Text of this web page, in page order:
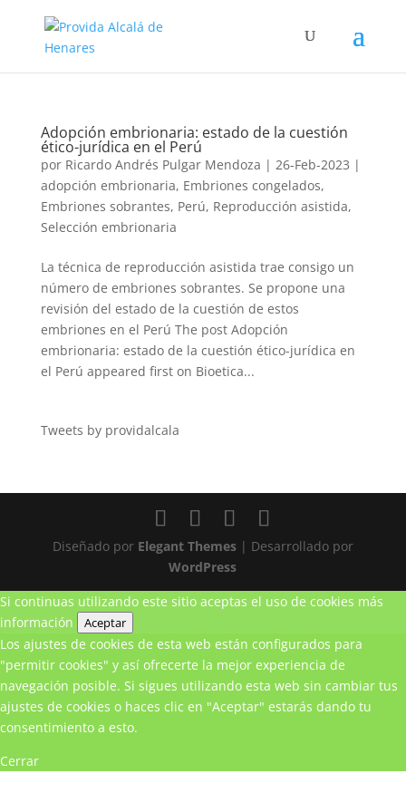
Adopción embrionaria: estado de la cuestión
ético-jurídica en el Perú
por Ricardo Andrés Pulgar Mendoza | 26-Feb-2023 |
adopción embrionaria, Embriones congelados,
Embriones sobrantes, Perú, Reproducción asistida,
Selección embrionaria
La técnica de reproducción asistida trae consigo un
número de embriones sobrantes. Se propone una
revisión del estado de la cuestión de estos
embriones en el Perú The post Adopción
embrionaria: estado de la cuestión ético-jurídica en
el Perú appeared first on Bioetica...
Tweets by providalcala
Diseñado por Elegant Themes| Desarrollado por
WordPress
Si continuas utilizando este sitio aceptas el uso de cookies más
información
Aceptar
Los ajustes de cookies de esta web están configurados para
"permitir cookies" y así ofrecerte la mejor experiencia de
navegación posible. Si sigues utilizando esta web sin cambiar tus
ajustes de cookies o haces clic en "Aceptar" estarás dando tu
consentimiento a esto.
Cerrar